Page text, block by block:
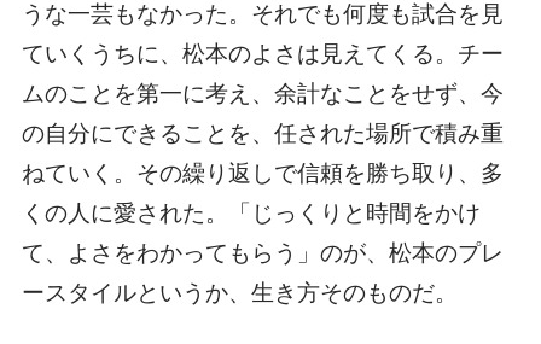
うな一芸もなかった。それでも何度も試合を見
ていくうちに、松本のよさは見えてくる。チー
ムのことを第一に考え、余計なことをせず、今
の自分にできることを、任された場所で積み重
ねていく。その繰り返しで信頼を勝ち取り、多
くの人に愛された。「じっくりと時間をかけ
て、よさをわかってもらう」のが、松本のプレ
ースタイルというか、生き方そのものだ。